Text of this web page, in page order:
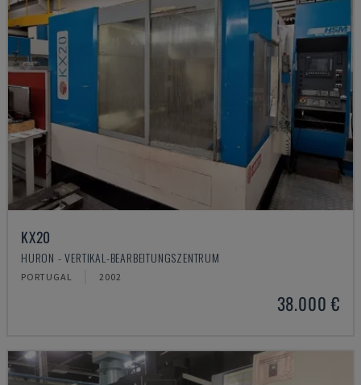
KX20
HURON - VERTIKAL-BEARBEITUNGSZENTRUM
PORTUGAL 2002
38.000 €